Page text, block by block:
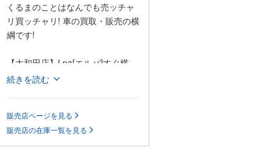
くるまのことはなんでも売ッチャ
リ買ッチャリ! 車の買取・販売の横
綱です!
【大和田店】Lpa[エルパ]すぐ横
「うっちゃりくん」の大きな看板
販売、買取、アフターサービス、
車のことならなんでもお任せくだ
さい!
続きを読む
販売店ページを見る
販売店の在庫一覧を見る